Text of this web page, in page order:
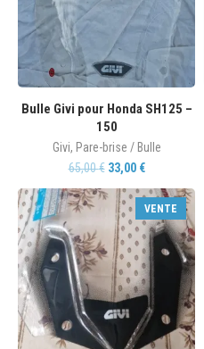
Bulle Givi pour Honda SH125 –
150
Givi, Pare-brise / Bulle
65,00€ 33,00 €
VENTE